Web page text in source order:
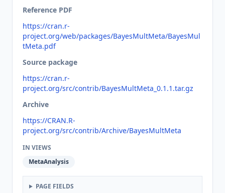
Reference PDF
https://cran.r-
project.org/web/packages/BayesMultMeta/BayesMul
tMeta.pdf
Source package
https://cran.r-
project.org/src/contrib/BayesMultMeta_0.1.1.tar.gz
Archive
https://CRAN.R-
project.org/src/contrib/Archive/BayesMultMeta
IN VIEWS
MetaAnalysis
PAGE FIELDS